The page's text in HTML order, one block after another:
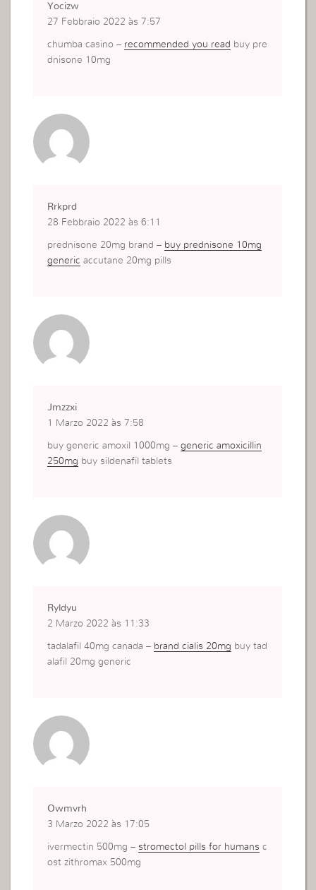
Yocizw
27 Febbraio 2022 às 7:57
chumba casino – recommended you read buy pre
dnisone 10mg
Rrkprd
28 Febbraio 2022 às 6:11
prednisone 20mg brand – buy prednisone 10mg
generic accutane 20mg pills
Jmzzxi
1 Marzo 2022 às 7:58
buy generic amoxil 1000mg –generic amoxicillin
250mg buy sildenafil tablets
Ryldyu
2 Marzo 2022 às 11:33
tadalafil 40mg canada – brand cialis 20mg buy tad
alafil 20mg generic
Owmvrh
3 Marzo 2022 às 17:05
ivermectin 500mg – stromectol pills for humans c
ost zithromax 500mg